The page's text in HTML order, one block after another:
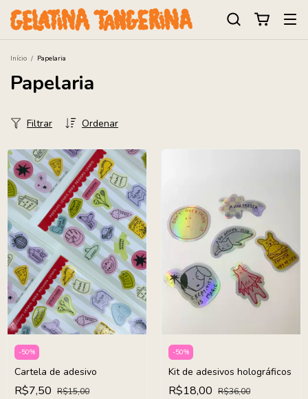
Início / Papelaria
Papelaria
Ordenar
Filtrar
-50%
Cartela de adesivo
R$7,50 R$15,00
-50%
Kit de adesivos holográficos
R$18,00 R$36,00